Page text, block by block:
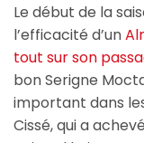
Le début de la
l’efficacité d’un
tout sur son
bon Serigne
important dans
Cissé, qui a